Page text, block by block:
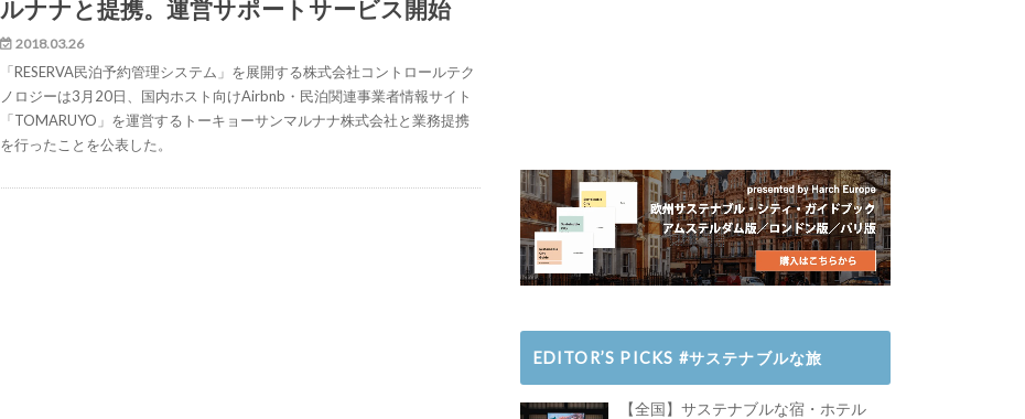
ルナナと提携。運営サポートサービス開始
2018.03.26
「RESERVA民泊予約管理システム」を展開する株式会社コントロールテク
ノロジーは3月20日、国内ホスト向けAirbnb・民泊関連事業者情報サイト
「TOMARUYO」を運営するトーキョーサンマルナナ株式会社と業務提携
を行ったことを公表した。
EDITOR’S PICKS #サステナブルな旅
【全国】サステナブルな宿・ホテル